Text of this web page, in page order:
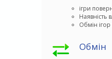
ігри
Наявність
Обмін
Обмін